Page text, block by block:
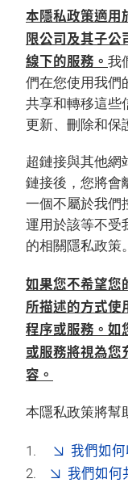
本隱私政策適用
限公司及其子公
線下的服務。 我
們在您使用我們
共享和轉移這些
更新、刪除和保
超鏈接與其他網
鏈接後，您將會
一個不屬於我們
運用於該等不受
的相關隱私政策。
如果您不希望您
所描述的方式使
程序或服務。如
或服務將視為您
容。
本隱私政策將幫
我們如
我們如何